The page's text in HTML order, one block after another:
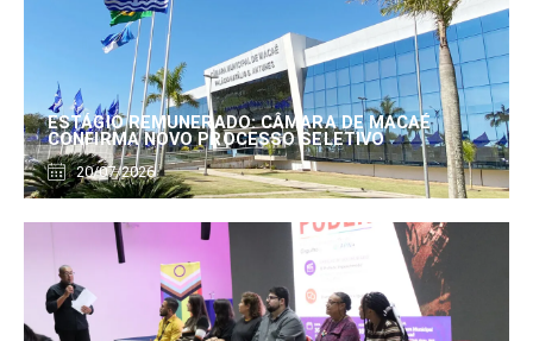
ESTÁGIO REMUNERADO: CÂMARA DE MACAÉ
CONFIRMA NOVO PROCESSO SELETIVO
20/07/2026